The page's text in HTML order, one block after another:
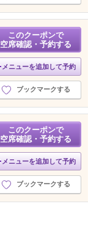
このクーポンで
空席確認・予約する
メニューを追加して予約
ブックマークする
このクーポンで
空席確認・予約する
メニューを追加して予約
ブックマークする